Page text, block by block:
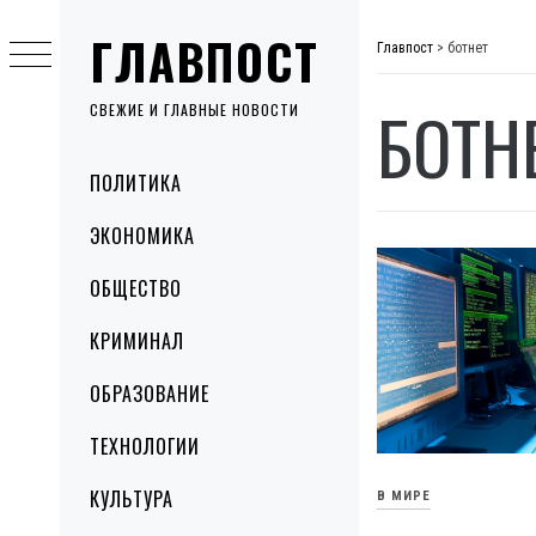
ГЛАВПОСТ
СВЕЖИЕ И ГЛАВНЫЕ НОВОСТИ
MenuПОЛИТИКА
ЭКОНОМИКА
ОБЩЕСТВО
КРИМИНАЛ
ОБРАЗОВАНИЕ
ТЕХНОЛОГИИ
КУЛЬТУРА
to
content
Главпост > ботнет
В МИРЕ